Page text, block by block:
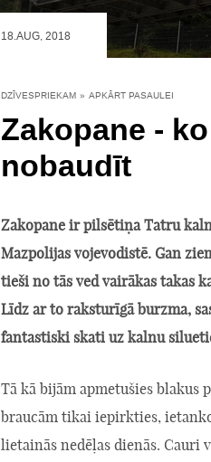
18.AUG, 2018
DZĪVESPRIEKAM » APKĀRT PASAULEI
Zakopane -
nobaudīt
Zakopane ir pilsētiņa Tatru
Mazpolijas vojevodistē. Gan
tieši no tās ved vairākas takas
Līdz ar to raksturīgā burzma,
fantastiski skati uz kalnu
Tā kā bijām apmetušies blakus
braucām tikai iepirkties,
lietainās nedēļas dienās. Cauri